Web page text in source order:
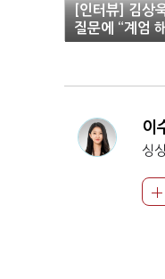
[인터뷰] 김상
질문에 “계엄
석열 탄핵, 가
이
싱